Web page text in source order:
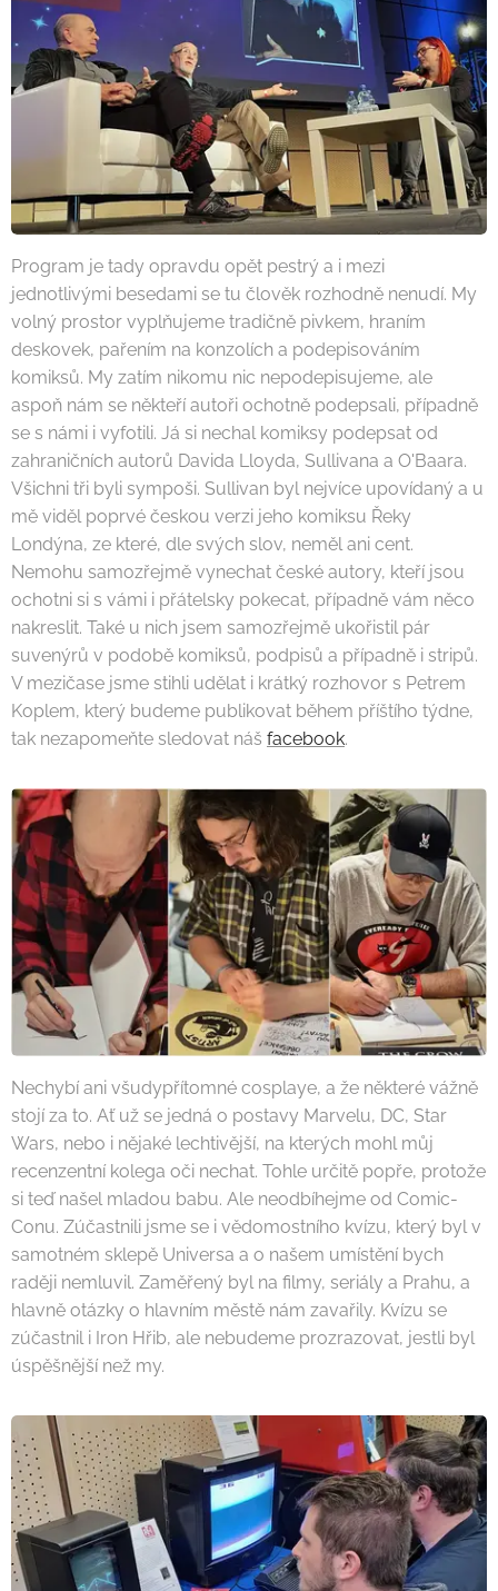
Program je tady opravdu opět pestrý a i mezi
jednotlivými besedami se tu člověk rozhodně nenudí. My
volný prostor vyplňujeme tradičně pivkem, hraním
deskovek, pařením na konzolích a podepisováním
komiksů. My zatím nikomu nic nepodepisujeme, ale
aspoň nám se někteří autoři ochotně podepsali, případně
se s námi i vyfotili. Já si nechal komiksy podepsat od
zahraničních autorů Davida Lloyda, Sullivana a O'Baara.
Všichni tři byli sympoši. Sullivan byl nejvíce upovídaný a u
mě viděl poprvé českou verzi jeho komiksu Řeky
Londýna, ze které, dle svých slov, neměl ani cent.
Nemohu samozřejmě vynechat české autory, kteří jsou
ochotni si s vámi i přátelsky pokecat, případně vám něco
nakreslit. Také u nich jsem samozřejmě ukořistil pár
suvenýrů v podobě komiksů, podpisů a případně i stripů.
V mezičase jsme stihli udělat i krátký rozhovor s Petrem
Koplem, který budeme publikovat během příštího týdne,
tak nezapomeňte sledovat náš facebook.
Nechybí ani všudypřítomné cosplaye, a že některé vážně
stojí za to. Ať už se jedná o postavy Marvelu, DC, Star
Wars, nebo i nějaké lechtivější, na kterých mohl můj
recenzentní kolega oči nechat. Tohle určitě popře, protože
si teď našel mladou babu. Ale neodbíhejme od Comic-
Conu. Zúčastnili jsme se i vědomostního kvízu, který byl v
samotném sklepě Universa a o našem umístění bych
raději nemluvil. Zaměřený byl na filmy, seriály a Prahu, a
hlavně otázky o hlavním městě nám zavařily. Kvízu se
zúčastnil i Iron Hřib, ale nebudeme prozrazovat, jestli byl
úspěšnější než my.